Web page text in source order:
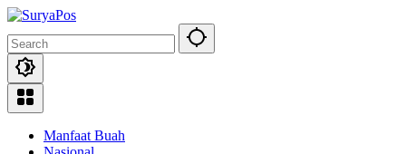
Skip
content
Manfaat Buah